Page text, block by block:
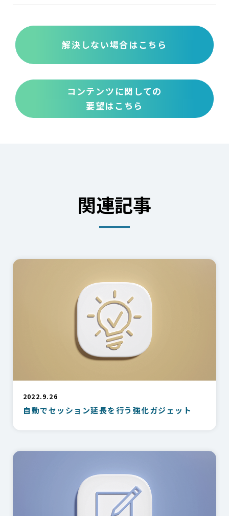
解決しない場合はこちら
コンテンツに関しての
要望はこちら
関連記事
2022.9.26
自動でセッション延長を行う強化ガジェット